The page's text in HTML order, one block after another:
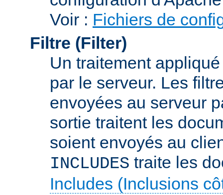
Voir : Fichiers de
Filtre (Filter)
Un traitement
par le serveur. Les
envoyées au serveur
sortie traitent les
soient envoyés au
INCLUDES traite les
Includes (Inclusions